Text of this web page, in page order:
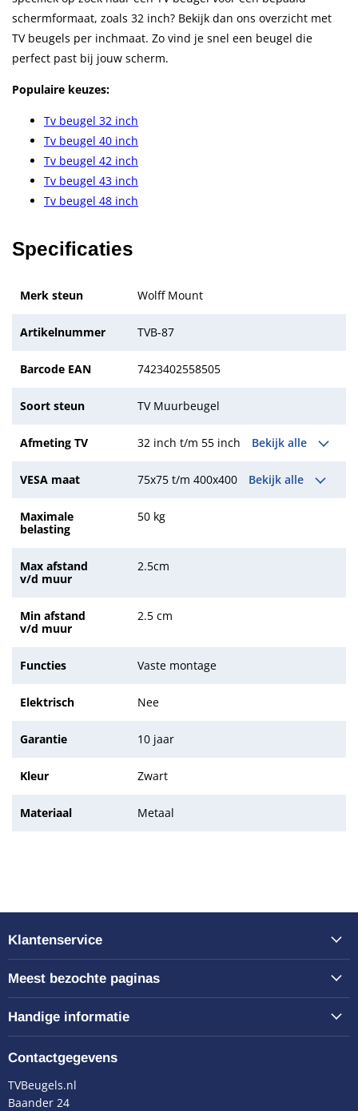
Specificaties
Merk steun Wolff Mount
Artikelnummer TVB-87
Barcode EAN 7423402558505
Soort steun TV Muurbeugel
Afmeting TV 32 inch t/m 55 inch Bekijk alle
VESA maat 75x75 t/m 400x400 Bekijk alle
Maximale
belasting
50 kg
Max afstand
v/d muur
2.5cm
Min afstand
v/d muur
2.5 cm
Functies Vaste montage
Elektrisch Nee
Garantie 10 jaar
Kleur Zwart
Materiaal Metaal
schermformaat, zoals 32 inch? Bekijk dan ons overzicht met
TV beugels per inchmaat. Zo vind je snel een beugel die
perfect past bij jouw scherm.
Populaire keuzes:
Tv beugel 32 inch
Tv beugel 40 inch
Tv beugel 42 inch
Tv beugel 43 inch
Tv beugel 48 inch
Klantenservice
Meest bezochte paginas
Handige informatie
Contactgegevens
TVBeugels.nl
Baander 24